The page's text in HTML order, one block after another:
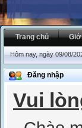
Trang chủ
Hôm nay, ngày 09/08/
Đăng nhập
Vui